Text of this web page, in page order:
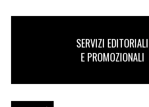
SERVIZI EDITORIALI
E PROMOZIONALI